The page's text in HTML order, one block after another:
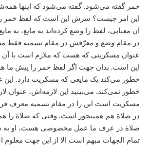
خمر گفته می‌شود. گفته می‌شود که اینها
این امر چیست؟ سرش این است که لفظ خمر
آن معنایی، لفظ را وضع کرده‌اند به مایع، به
در مقام وضع و معرّفش در مقام تسمیه فقط
عنوان مسکریتی که هست که ملازم است با
این است. بدان جهت اگر لفظ خمر را پیش ما
خطور می‌کند یک مایعی که مسکریت دارد. این
خطور نمی‌کند. می‌بینید این لازمه‌اش، عنوان
مسکریت است این را در مقام تسمیه معرف
در صلاة هم همینجور است. وقتی که صلاة‌ را
صلاة‌ در عرف ما عمل مخصوصی هست، او به
تمام الجهات مبهم است الا از این جهت